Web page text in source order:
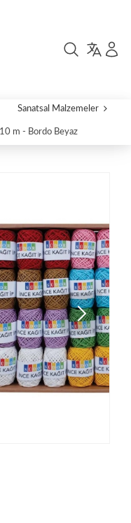
Sanatsal Malzemeler
m - Bordo Beyaz